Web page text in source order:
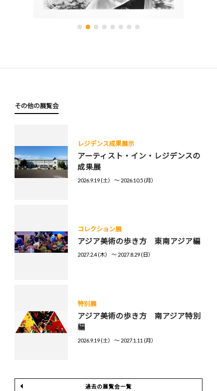
その他の展覧会
レジデンス成果展示
アーティスト・イン・レジデンスの
成果展
2026.9.19 (土） 〜 2026.10.5 (月）
コレクション展
アジア美術の歩き方 東南アジア編
2027.2.4 (木） 〜 2027.8.29 (日）
特別展
アジア美術の歩き方 南アジア特別
編
2026.9.19 (土） 〜 2027.1.11 (月）
過去の展覧会一覧